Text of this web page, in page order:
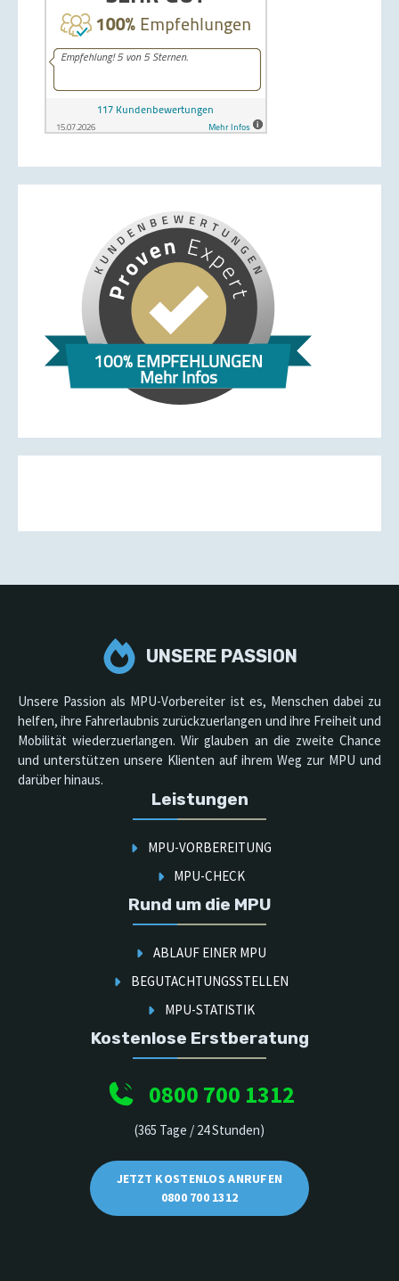
100% EMPFEHLUNGEN
Mehr Infos
UNSERE PASSION
Unsere Passion als MPU-Vorbereiter ist es, Menschen dabei zu
helfen, ihre Fahrerlaubnis zurückzuerlangen und ihre Freiheit und
Mobilität wiederzuerlangen. Wir glauben an die zweite Chance
und unterstützen unsere Klienten auf ihrem Weg zur MPU und
darüber hinaus.
Leistungen
MPU-VORBEREITUNG
MPU-CHECK
Rund um die MPU
ABLAUF EINER MPU
BEGUTACHTUNGSSTELLEN
MPU-STATISTIK
Kostenlose Erstberatung
0800 700 1312
(365 Tage / 24 Stunden)
JETZT KOSTENLOS ANRUFEN
0800 700 1312